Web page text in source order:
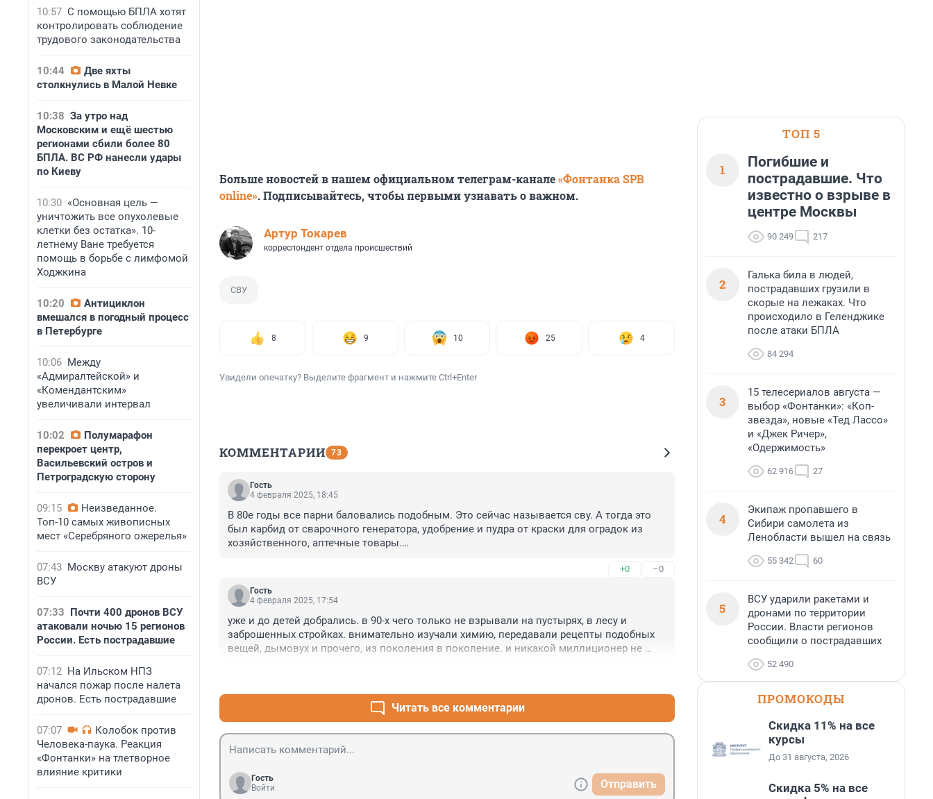
10:57 С помощью БПЛА хотят
контролировать соблюдение
трудового законодательства
10:44
Две яхты
столкнулись в Малой Невке
10:38 За утро над
Московским и ещё шестью
регионами сбили более 80
БПЛА. ВС РФ нанесли удары
по Киеву
10:30 «Основная цель —
уничтожить все опухолевые
клетки без остатка». 10-
летнему Ване требуется
помощь в борьбе с лимфомой
Ходжкина
10:20
Антициклон
вмешался в погодный процесс
в Петербурге
10:06 Между
«Адмиралтейской» и
«Комендантским»
увеличивали интервал
10:02
Полумарафон
перекроет центр,
Васильевский остров и
Петроградскую сторону
09:15
Неизведанное.
Топ-10 самых живописных
мест «Серебряного ожерелья»
07:43 Москву атакуют дроны
ВСУ
07:33 Почти 400 дронов ВСУ
атаковали ночью 15 регионов
России. Есть пострадавшие
07:12 На Ильском НПЗ
начался пожар после налета
дронов. Есть пострадавшие
07:07
Колобок против
Человека-паука. Реакция
«Фонтанки» на тлетворное
влияние критики
Больше новостей в нашем официальном телеграм-канале«Фонтанка SPB
online». Подписывайтесь, чтобы первыми узнавать о важном.
Артур Токарев
корреспондент отдела происшествий
СВУ
8 9 10 25 4
Увидели опечатку? Выделите фрагмент и нажмите Ctrl+Enter
КОММЕНТАРИИ 73
Гость
4 февраля 2025, 18:45
В 80е годы все парни баловались подобным. Это сейчас называется сву. А тогда это
был карбид от сварочного генератора, удобрение и пудра от краски для оградок из
хозяйственного, аптечные товары.
+0 –0
Гость
4 февраля 2025, 17:54
уже и до детей добрались. в 90-х чего только не взрывали на пустырях, в лесу и
заброшенных стройках. внимательно изучали химию, передавали рецепты подобных
вещей, дымовух и прочего, из поколения в поколение. и никакой миллиционер не
Читать все комментарии
Гость
Войти
Отправить
ТОП 5
1
Погибшие и
пострадавшие. Что
известно о взрыве в
центре Москвы
90 249 217
2
Галька била в людей,
пострадавших грузили в
скорые на лежаках. Что
происходило в Геленджике
после атаки БПЛА
84 294
3
15 телесериалов августа —
выбор «Фонтанки»: «Коп-
звезда», новые «Тед Лассо»
и «Джек Ричер»,
«Одержимость»
62 916 27
4
Экипаж пропавшего в
Сибири самолета из
Ленобласти вышел на связь
55 342 60
5
ВСУ ударили ракетами и
дронами по территории
России. Власти регионов
сообщили о пострадавших
52 490
ПРОМОКОДЫ
Скидка 11% на все
курсы
До 31 августа, 2026
Скидка 5% на все